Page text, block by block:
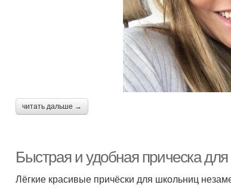
читать дальше →
Быстрая и удобная прическа
Лёгкие красивые причёски для школьниц